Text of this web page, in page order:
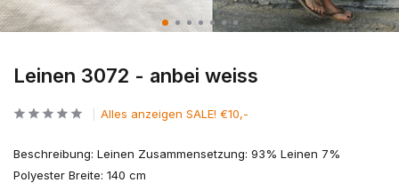
Leinen 3072 - anbei weiss
Alles anzeigen SALE! €10,-
Beschreibung: Leinen Zusammensetzung: 93% Leinen 7%
Polyester Breite: 140 cm